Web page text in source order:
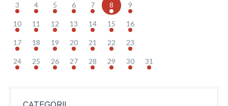
3 4 5 6 7 8 9
10 11 12 13 14 15 16
17 18 19 20 21 22 23
24 25 26 27 28 29 30 31